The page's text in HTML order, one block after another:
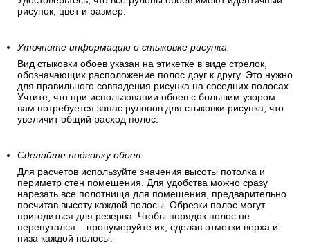
рисунок, цвет и размер.
Уточните информацию о стыковке рисунка.
Вид стыковки обоев указан на этикетке в виде стрелок,
обозначающих расположение полос друг к другу. Это нужно
для правильного совпадения рисунка на соседних полосах.
Учтите, что при использовании обоев с большим узором
вам потребуется запас рулонов для стыковки рисунка, что
увеличит общий расход полос.
Сделайте подгонку обоев.
Для расчетов используйте значения высоты потолка и
периметр стен помещения. Для удобства можно сразу
нарезать все полотнища для помещения, предварительно
посчитав высоту каждой полосы. Обрезки полос могут
пригодиться для резерва. Чтобы порядок полос не
перепутался – пронумеруйте их, сделав отметки верха и
низа каждой полосы.